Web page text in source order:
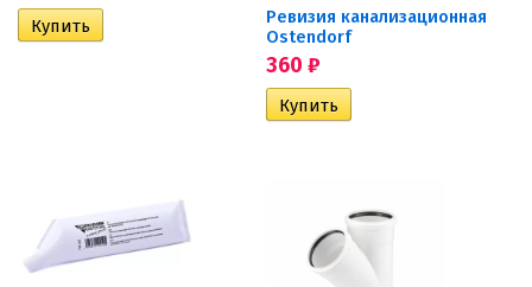
Ревизия канализационная
Ostendorf
360 ₽